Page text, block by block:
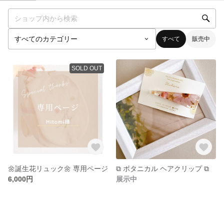
すべて 販売中
SOLD OUT
🌼誕生花リュック🌼 専用ページ
6,000円
⧉ ボタニカル ヘアクリップ ⧉
展示中